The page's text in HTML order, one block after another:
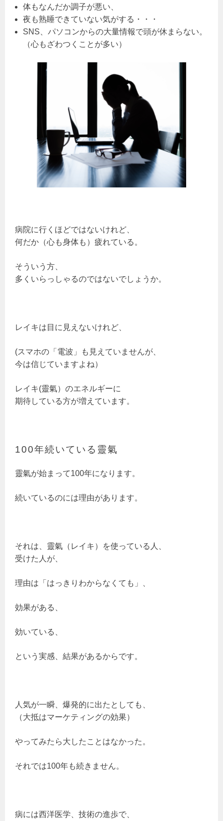
体もなんだか調子が悪い、
夜も熟睡できていない気がする・・・
SNS、パソコンからの大量情報で頭が休まらない。
（心もざわつくことが多い）
病院に行くほどではないけれど、
何だか（心も身体も）疲れている。
そういう方、
多くいらっしゃるのではないでしょうか。
レイキは目に見えないけれど、
(スマホの「電波」も見えていませんが、
今は信じていますよね）
レイキ(靈氣）のエネルギーに
期待している方が増えています。
100年続いている靈氣
靈氣が始まって100年になります。
続いているのには理由があります。
それは、靈氣（レイキ）を使っている人、
受けた人が、
理由は「はっきりわからなくても」、
効果がある、
効いている、
という実感、結果があるからです。
人気が一瞬、爆発的に出たとしても、
（大抵はマーケティングの効果）
やってみたら大したことはなかった。
それでは100年も続きません。
病には西洋医学、技術の進歩で、